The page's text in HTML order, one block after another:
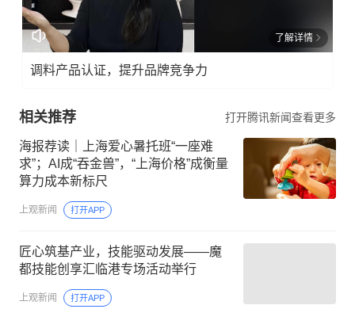
了解详情
调料产品认证，提升品牌竞争力
相关推荐 打开腾讯新闻查看更多
海报荐读｜上海爱心暑托班“一座难
求”；AI成“吞金兽”，“上海价格”成衡量
算力成本新标尺
上观新闻 打开APP
匠心筑基产业，技能驱动发展——魔
都技能创享汇临港专场活动举行
上观新闻 打开APP